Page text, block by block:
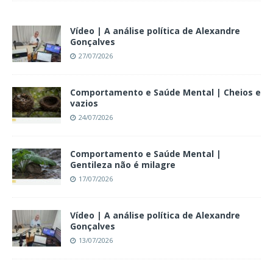
Vídeo | A análise política de Alexandre
Gonçalves
27/07/2026
Comportamento e Saúde Mental | Cheios e
vazios
24/07/2026
Comportamento e Saúde Mental |
Gentileza não é milagre
17/07/2026
Vídeo | A análise política de Alexandre
Gonçalves
13/07/2026